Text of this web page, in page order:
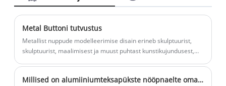
pikaajaliseks partneriks Hiinas.
Metal Buttoni tutvustus
Metallist nuppude modelleerimise disain erineb skulptuurist,
skulptuurist, maalimisest ja muust puhtast kunstikujundusest,
produktiivne ja protsess.
Millised on alumiiniumteksapükste nööpnaelte omadused?